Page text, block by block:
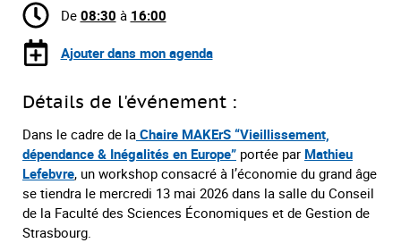
De 08:30 à 16:00
Ajouter dans mon agenda
Détails de l'événement :
Dans le cadre de la Chaire MAKErS “Vieillissement,
dépendance & Inégalités en Europe” portée par Mathieu
Lefebvre, un workshop consacré à l’économie du grand âge
se tiendra le mercredi 13 mai 2026 dans la salle du Conseil
de la Faculté des Sciences Économiques et de Gestion de
Strasbourg.